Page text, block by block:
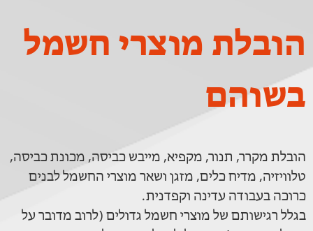
הובלת מוצרי חשמל
בשוהם
הובלת מקרר, תנור, מקפיא, מייבש כביסה, מכונת כביסה,
טלוויזיה, מדיח כלים, מזגן ושאר מוצרי החשמל לבנים
כרוכה בעבודה עדינה וקפדנית.
בגלל רגישותם של מוצרי חשמל גדולים (לרוב מדובר על